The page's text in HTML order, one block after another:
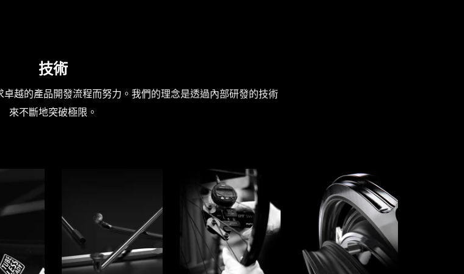
技術
越的產品開發流程而努力。我們的理念是透過內部研發的技術
來不斷地突破極限。